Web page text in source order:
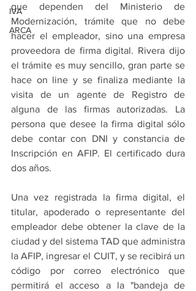
IVA
ARCA
que dependen del Ministerio de
Modernización, trámite que no debe
hacer el empleador, sino una empresa
proveedora de firma digital. Rivera dijo
el trámite es muy sencillo, gran parte se
hace on line y se finaliza mediante la
visita de un agente de Registro de
alguna de las firmas autorizadas. La
persona que desee la firma digital sólo
debe contar con DNI y constancia de
Inscripción en AFIP. El certificado dura
dos años.
Una vez registrada la firma digital, el
titular, apoderado o representante del
empleador debe obtener la clave de la
ciudad y del sistema TAD que administra
la AFIP, ingresar el CUIT, y se recibirá un
código por correo electrónico que
permitirá el acceso a la "bandeja de